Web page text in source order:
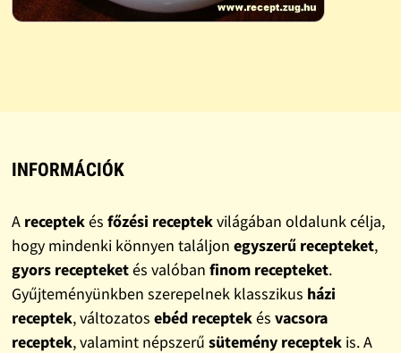
INFORMÁCIÓK
A receptekés főzési receptekvilágában oldalunk célja,
hogy mindenki könnyen találjon egyszerű recepteket,
gyors recepteketés valóban finom recepteket.
Gyűjteményünkben szerepelnek klasszikus házi
receptek, változatos ebéd receptekés vacsora
receptek, valamint népszerű sütemény receptekis. A